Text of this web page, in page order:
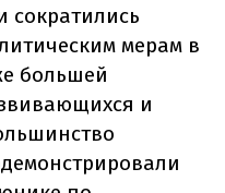
сократились
мерам в
большей
и